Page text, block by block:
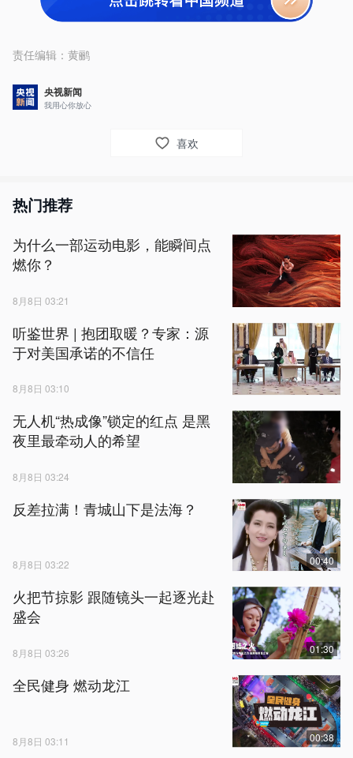
责任编辑： 黄鹂
央视新闻
我用心你放心
喜欢
热门推荐
为什么一部运动电影，能瞬间点
燃你？
8月8日 03:21
听鉴世界 | 抱团取暖？专家：源
于对美国承诺的不信任
8月8日 03:10
无人机“热成像”锁定的红点 是黑
夜里最牵动人的希望
8月8日 03:24
反差拉满！青城山下是法海？
8月8日 03:22 00:40
火把节掠影 跟随镜头一起逐光赴
盛会
8月8日 03:26 01:30
全民健身 燃动龙江
8月8日 03:11 00:38